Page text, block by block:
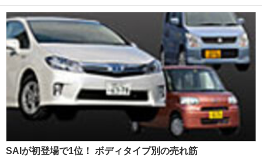
SAIが初登場で1位！ ボディタイプ別の売れ筋